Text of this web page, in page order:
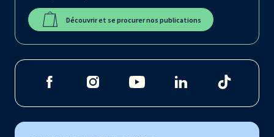
Découvrir et se procurer nos publications